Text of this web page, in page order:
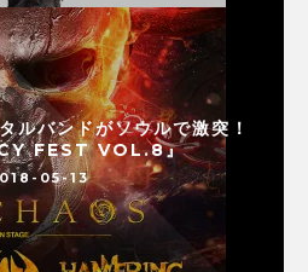
ルバンドがソウルで激突！
FEST VOL.8』
05-13